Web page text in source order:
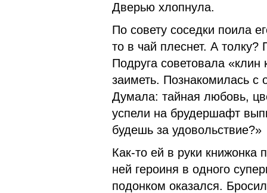
Дверью хлопнула.
По совету соседки поила
то в чай плеснет. А
Подруга советовала
заиметь. Познакомилась
Думала: тайная любовь,
успели на брудер­шафт
будешь за удовольствие?»
Как-то ей в руки книжонка
ней героиня в одно­го
подонком оказался.